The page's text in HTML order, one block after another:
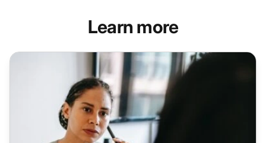
Learn more
客户投诉处理程序检查清单